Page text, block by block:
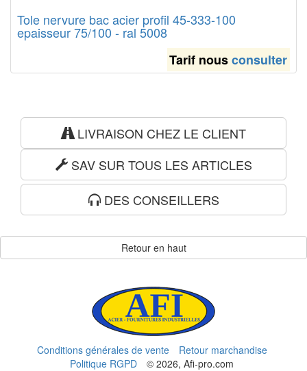
Tole nervure bac acier profil 45-333-100
epaisseur 75/100 - ral 5008
Tarif nousconsulter
LIVRAISON CHEZ LE CLIENT
SAV SUR TOUS LES ARTICLES
DES CONSEILLERS
Retour en haut
Conditions générales de vente
Retour marchandise
Politique RGPD
© 2026, Afi-pro.com